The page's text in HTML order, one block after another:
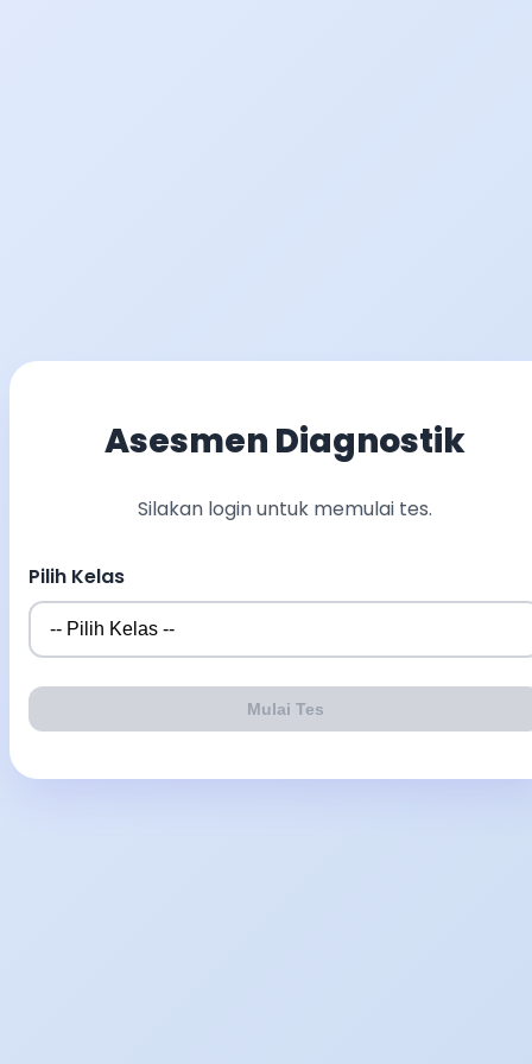
Asesmen Diagnostik
Silakan login untuk memulai tes.
Pilih Kelas
Mulai Tes